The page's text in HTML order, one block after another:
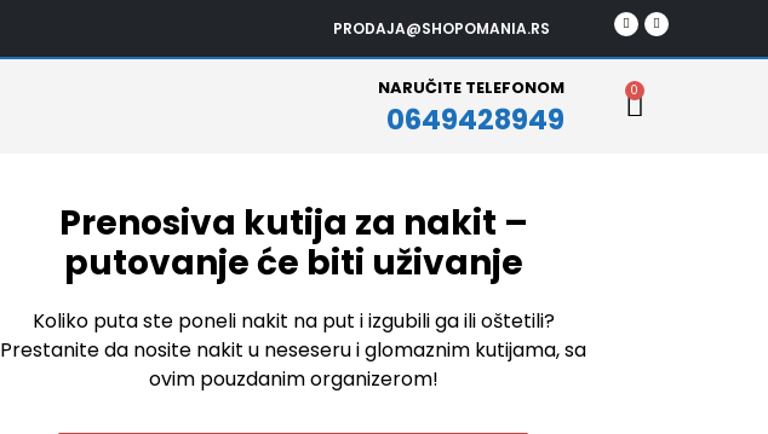
PRODAJA@SHOPOMANIA.RS
F
a
c
e
b
o
o
k
I
n
s
t
a
NARUČITE TELEFONOM
0649428949
0 Cart
Prenosiva kutija za nakit –
putovanje će biti uživanje
Koliko puta ste poneli nakit na put i izgubili ga ili oštetili?
Prestanite da nosite nakit u neseseru i glomaznim kutijama, sa
ovim pouzdanim organizerom!